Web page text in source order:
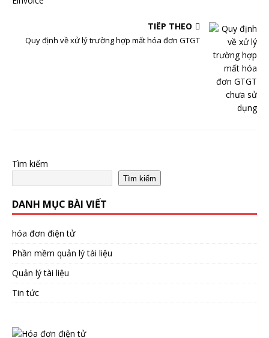
TIẾP THEO
Quy định về xử lý trường hợp mất hóa đơn GTGT
Tìm kiếm
Tìm kiếm
DANH MỤC BÀI VIẾT
hóa đơn điện tử
Phần mềm quản lý tài liệu
Quản lý tài liệu
Tin tức